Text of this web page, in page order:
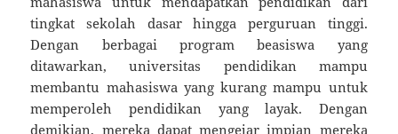
tingkat sekolah dasar hingga perguruan tinggi.
Dengan berbagai program beasiswa yang
ditawarkan, universitas pendidikan mampu
membantu mahasiswa yang kurang mampu untuk
memperoleh pendidikan yang layak. Dengan
demikian, mereka dapat mengejar impian mereka